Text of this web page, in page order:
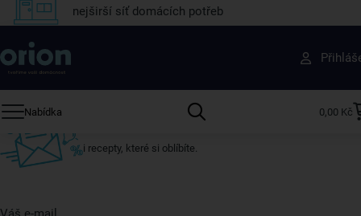
nejširší síť domácích potřeb
Nabídka 0,00 Kč
Získejte rady, recepty a tipy na slevy dřív než
ostatní
Přihlaste se k odběru našeho newsletteru.
i recepty, které si oblíbíte.